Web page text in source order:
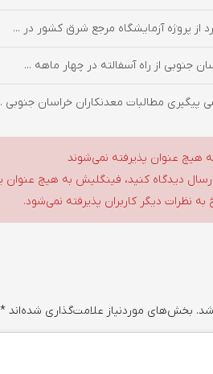
از پروژه آزمایشگاه مرجع شرق کشور در ...
مطالبات معدنکاران خراسان جنوبی
هیچ عنوان پذیرفته نمی‌شوند
ارسال دیدگاه کنید، فینگلیش به هیچ عنوان
به نظرات دیگر کاربران پذیرفته نمی‌شود.
بخش‌های موردنیاز علامت‌گذاری شده‌اند *